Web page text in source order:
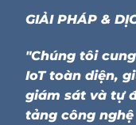
GIẢI PHÁP &
"Chúng tôi
IoT toàn diện,
giám sát và tự
tảng công